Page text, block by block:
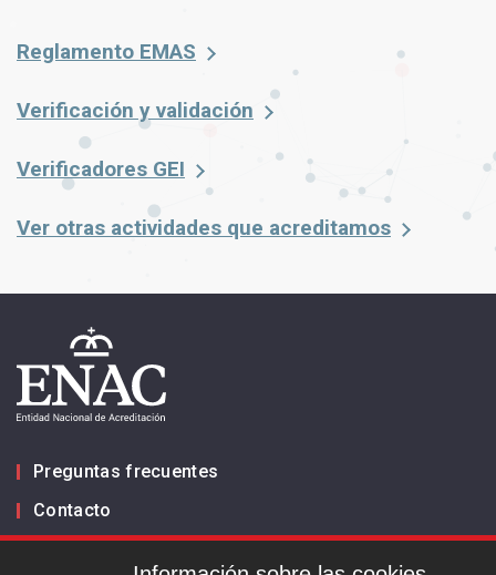
Reglamento EMAS
Verificación y validación
Verificadores GEI
Ver otras actividades que acreditamos
Preguntas frecuentes
Contacto